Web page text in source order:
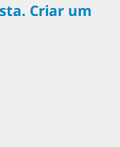
Criar um